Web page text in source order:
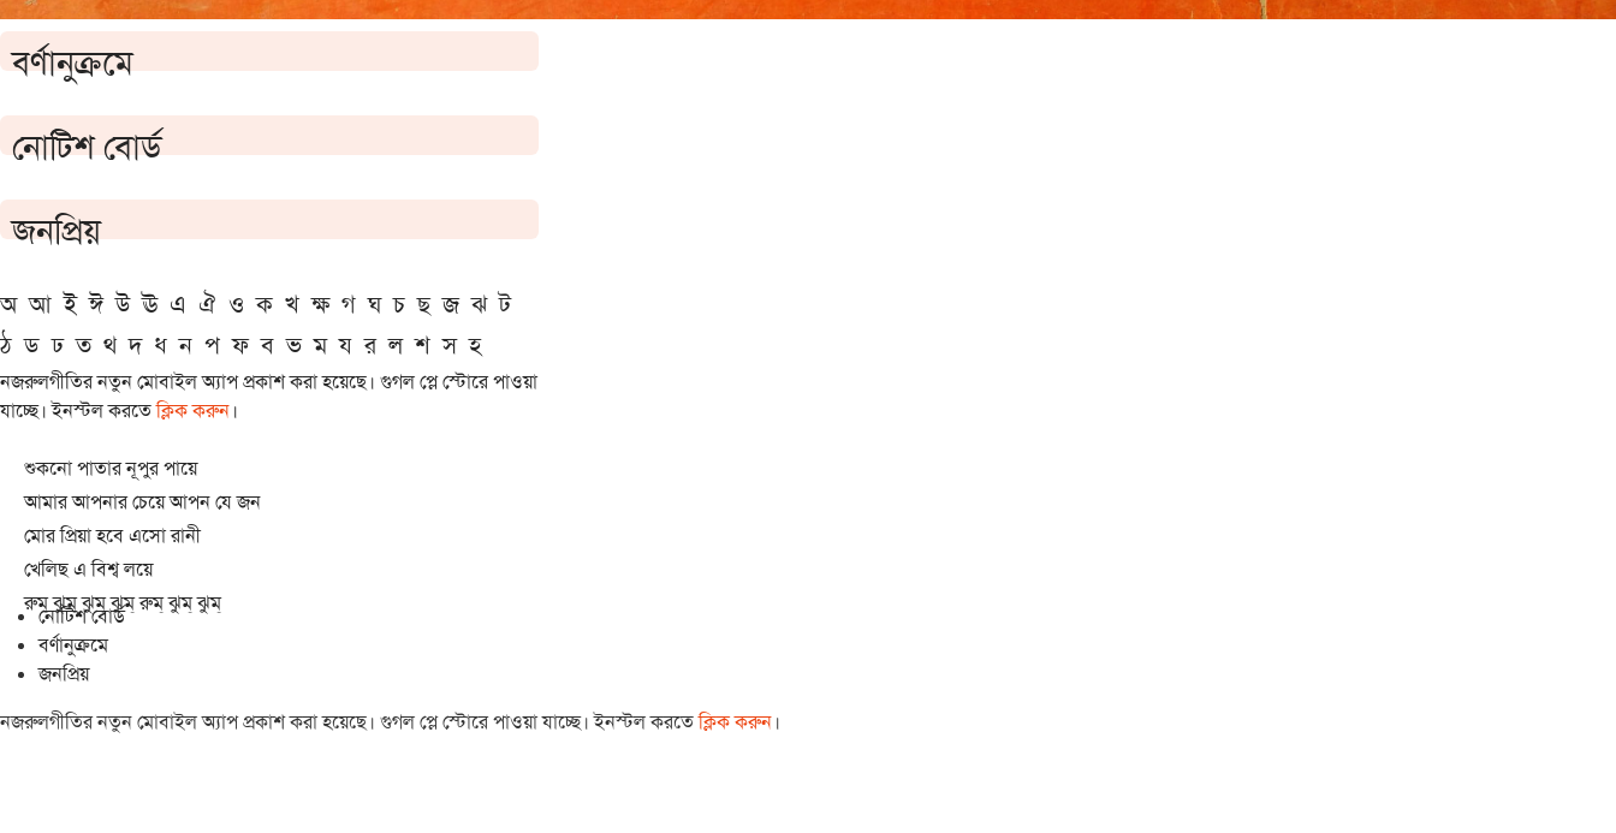
বর্ণানুক্রমে
নোটিশ বোর্ড
জনপ্রিয়
অ আ ই ঈ উ ঊ এ ঐ ও ক খ ক্ষ গ ঘ চ ছ জ ঝ ট
ঠ ড ঢ ত থ দ ধ ন প ফ ব ভ ম য র ল শ স হ
নজরুলগীতির নতুন মোবাইল অ্যাপ প্রকাশ করা হয়েছে। গুগল প্লে স্টোরে পাওয়া
যাচ্ছে। ইনস্টল করতেক্লিক করুন।
শুকনো পাতার নূপুর পায়ে
আমার আপনার চেয়ে আপন যে জন
মোর প্রিয়া হবে এসো রানী
খেলিছ এ বিশ্ব লয়ে
রুম্ ঝুম্ ঝুম্ ঝুম্ রুম্ ঝুম্ ঝুম্
নোটিশ বোর্ড
বর্ণানুক্রমে
জনপ্রিয়
নজরুলগীতির নতুন মোবাইল অ্যাপ প্রকাশ করা হয়েছে। গুগল প্লে স্টোরে পাওয়া যাচ্ছে। ইনস্টল করতেক্লিক করুন।